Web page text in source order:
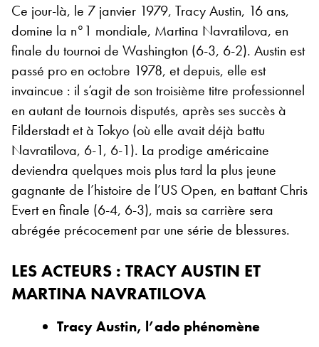
Ce jour-là, le 7 janvier 1979, Tracy Austin, 16 ans,
domine la n°1 mondiale, Martina Navratilova, en
finale du tournoi de Washington (6-3, 6-2). Austin est
passé pro en octobre 1978, et depuis, elle est
invaincue : il s’agit de son troisième titre professionnel
en autant de tournois disputés, après ses succès à
Filderstadt et à Tokyo (où elle avait déjà battu
Navratilova, 6-1, 6-1). La prodige américaine
deviendra quelques mois plus tard la plus jeune
gagnante de l’histoire de l’US Open, en battant Chris
Evert en finale (6-4, 6-3), mais sa carrière sera
abrégée précocement par une série de blessures.
LES ACTEURS : TRACY AUSTIN ET
MARTINA NAVRATILOVA
Tracy Austin, l’ado phénomène